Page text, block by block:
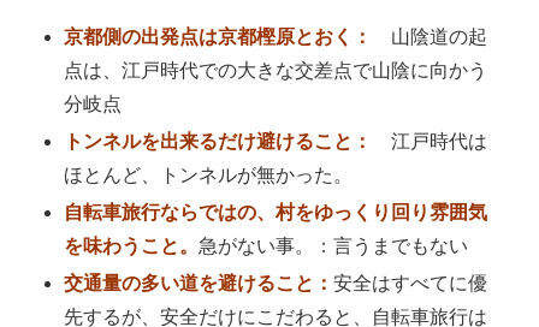
京都側の出発点は京都樫原とおく： 山陰道の起
点は、江戸時代での大きな交差点で山陰に向かう
分岐点
トンネルを出来るだけ避けること：
江戸時代は
ほとんど、トンネルが無かった。
自転車旅行ならではの、村をゆっくり回り雰囲気
を味わうこと。 急がない事。：言うまでもない
交通量の多い道を避けること：安全はすべてに優
先するが、安全だけにこだわると、自転車旅行は